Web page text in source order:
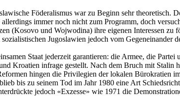
Föderalismus war zu Beginn sehr
immer noch nicht zum Programm, doch
(Kosovo und Wojwodina) ihre eigenen Interessen
Jugoslawien jedoch vom
Staat jederzeit garantieren: die Armee, die
Kroatien infrage gestellt. Nach dem Bruch mit
hingen die Privilegien der lokalen Bürokratien
bis zu seinem Tod im Jahr 1980 eine Art
jedoch «Exzesse» wie 1971 die